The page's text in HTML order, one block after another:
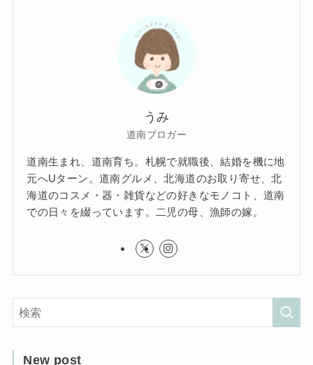
うみ
道南ブロガー
道南生まれ、道南育ち。札幌で就職後、結婚を機に地
元へUターン。道南グルメ、北海道のお取り寄せ、北
海道のコスメ・器・雑貨などの好きなモノコト、道南
での日々を綴っています。二児の母、漁師の嫁。
New post